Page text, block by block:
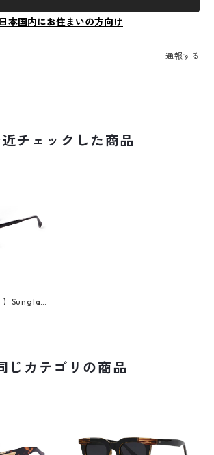
日本国内にお住まいの方向け
通報する
チェックした商品
】Sunglas
じカテゴリの商品